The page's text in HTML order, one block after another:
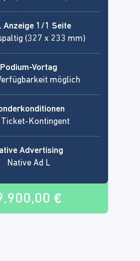
Anzeige 1/1 Seite
(327 x 233 mm)
Podium-Vortag
möglich
Kontingent
Advertising
Native Ad L
€